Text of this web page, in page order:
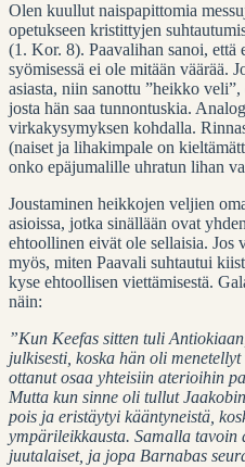
Olen kuullut naispapittomia
opetukseen kristittyjen
(1. Kor. 8). Paavalihan sanoi, että
syömisessä ei ole mitään väärää.
asiasta, niin sanottu ”heikko
josta hän saa tunnontuskia.
virkakysymyksen kohdalla.
(naiset ja lihakimpale on
onko epäjumalille uhratun lihan
Joustaminen heikkojen veljien
asioissa, jotka sinällään ovat
ehtoollinen eivät ole sellaisia. Jos
myös, miten Paavali suhtautui
kyse ehtoollisen viettämisestä.
näin:
”Kun Keefas sitten tuli
julkisesti, koska hän oli
ottanut osaa yhteisiin aterioihin
Mutta kun sinne oli tullut
pois ja eristäytyi kääntyneistä,
ympärileikkausta. Samalla tavoin
juutalaiset, ja jopa Barnabas